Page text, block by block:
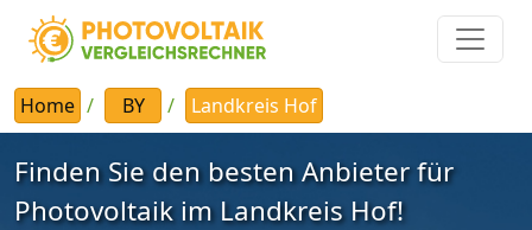
Home BY Landkreis Hof
Finden Sie den besten Anbieter für
Photovoltaik im Landkreis Hof!